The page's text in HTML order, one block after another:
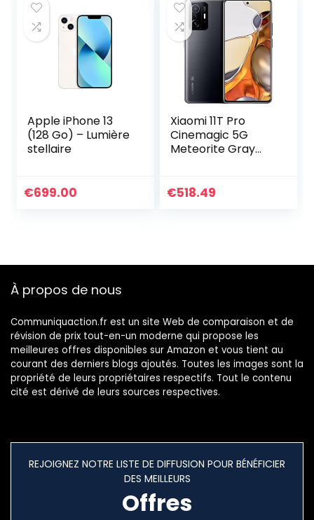
Apple iPhone 13
(128 Go) – Lumière
stellaire
€699.00
Xiaomi 11T Pro
Cinemagic 5G
Meteorite Gray
€518.49
À propos de nous
Communiquaction.fr est un site Web de comparaison et de
révision de prix tout-en-un moderne qui propose les
meilleures offres disponibles sur Amazon et vous tient au
courant des derniers blogs ajoutés. Toutes les images sont la
propriété de leurs propriétaires respectifs. Tout le contenu
cité est dérivé de leurs sources respectives.
REJOIGNEZ NOTRE LISTE DE DIFFUSION POUR BÉNÉFICIER
DES MEILLEURS
Offres